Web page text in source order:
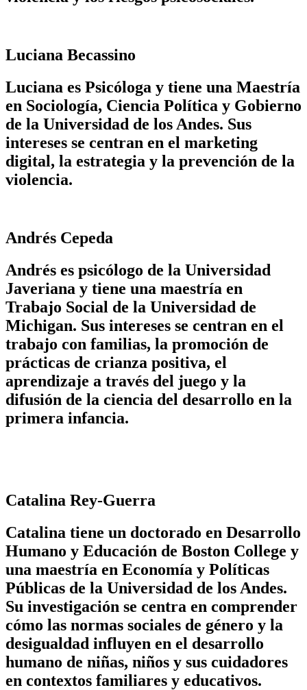
Luciana Becassino
Luciana es Psicóloga y tiene una Maestría
en Sociología, Ciencia Política y Gobierno
de la Universidad de los Andes. Sus
intereses se centran en el marketing
digital, la estrategia y la prevención de la
violencia.
Andrés Cepeda
Andrés es psicólogo de la Universidad
Javeriana y tiene una maestría en
Trabajo Social de la Universidad de
Michigan. Sus intereses se centran en el
trabajo con familias, la promoción de
prácticas de crianza positiva, el
aprendizaje a través del juego y la
difusión de la ciencia del desarrollo en la
primera infancia.
Catalina Rey-Guerra
Catalina tiene un doctorado en Desarrollo
Humano y Educación de Boston College y
una maestría en Economía y Políticas
Públicas de la Universidad de los Andes.
Su investigación se centra en comprender
cómo las normas sociales de género y la
desigualdad influyen en el desarrollo
humano de niñas, niños y sus cuidadores
en contextos familiares y educativos.